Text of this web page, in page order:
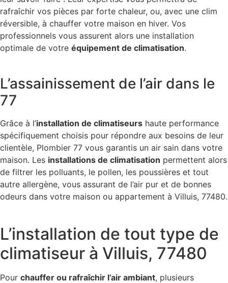
rafraîchir vos pièces par forte chaleur, ou, avec une clim
réversible, à chauffer votre maison en hiver. Vos
professionnels vous assurent alors une installation
optimale de votre équipement de climatisation.
L’assainissement de l’air dans le
77
Grâce à l’installation de climatiseurs haute performance
spécifiquement choisis pour répondre aux besoins de leur
clientèle, Plombier 77 vous garantis un air sain dans votre
maison. Les installations de climatisation permettent alors
de filtrer les polluants, le pollen, les poussières et tout
autre allergène, vous assurant de l’air pur et de bonnes
odeurs dans votre maison ou appartement à Villuis, 77480.
L’installation de tout type de
climatiseur à Villuis, 77480
Pour chauffer ou rafraîchir l’air ambiant, plusieurs